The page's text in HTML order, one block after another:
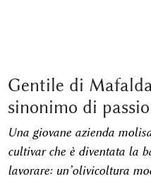
Gentile di
sinonimo di
Una giovane azienda
cultivar che è diventata la
lavorare: un’olivicoltura